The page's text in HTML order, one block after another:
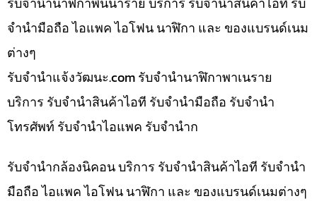
จำนำมือถือ ไอแพค ไอโฟน นาฬิกา และ ของแบรนด์เนม
ต่างๆ
รับจํานําแจ้งวัฒนะ.com รับจำนำนาฬิกาพาเนราย
บริการ รับจำนำสินค้าไอที รับจำนำมือถือ รับจำนำ
โทรศัพท์ รับจำนำไอแพค รับจำนำก
รับจำนำกล้องนิคอน บริการ รับจำนำสินค้าไอที รับจำนำ
มือถือ ไอแพค ไอโฟน นาฬิกา และ ของแบรนด์เนมต่างๆ